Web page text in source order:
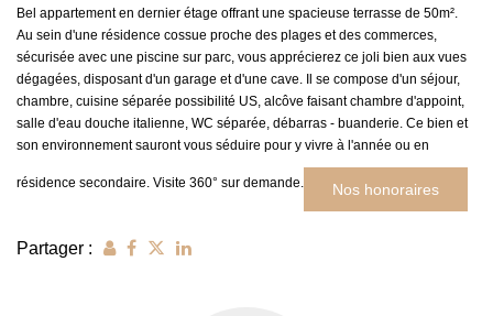
Bel appartement en dernier étage offrant une spacieuse terrasse de 50m².
Au sein d'une résidence cossue proche des plages et des commerces,
sécurisée avec une piscine sur parc, vous apprécierez ce joli bien aux vues
dégagées, disposant d'un garage et d'une cave. Il se compose d'un séjour,
chambre, cuisine séparée possibilité US, alcôve faisant chambre d'appoint,
salle d'eau douche italienne, WC séparée, débarras - buanderie. Ce bien et
son environnement sauront vous séduire pour y vivre à l'année ou en
résidence secondaire. Visite 360° sur demande. Nos honoraires
Partager :